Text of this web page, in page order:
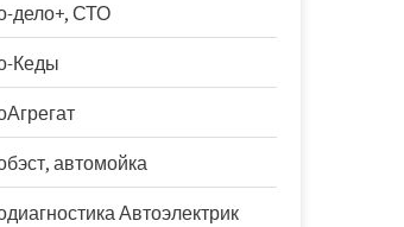
дело+, СТО
Кеды
автомойка
Автоэлектрик